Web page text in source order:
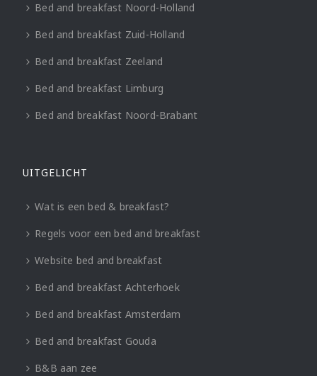
Bed and breakfast Noord-Holland
Bed and breakfast Zuid-Holland
Bed and breakfast Zeeland
Bed and breakfast Limburg
Bed and breakfast Noord-Brabant
UITGELICHT
Wat is een bed & breakfast?
Regels voor een bed and breakfast
Website bed and breakfast
Bed and breakfast Achterhoek
Bed and breakfast Amsterdam
Bed and breakfast Gouda
B&B aan zee